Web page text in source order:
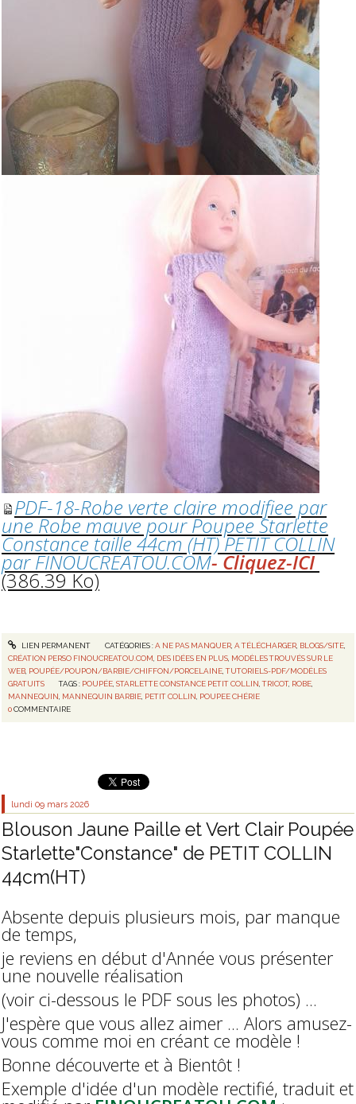
PDF-18-Robe verte claire modifiee par
une Robe mauve pour Poupee Starlette
Constance taille 44cm (HT) PETIT COLLIN
par FINOUCREATOU.COM- Cliquez-ICI
(386.39 Ko)
LIEN PERMANENT CATÉGORIES :A NE PAS MANQUER, A TÉLÉCHARGER, BLOGS/SITE,
CRÉATION PERSO FINOUCREATOU.COM, DES IDÉES EN PLUS, MODÈLES TROUVÉS SUR LE
WEB, POUPÉE/POUPON/BARBIE/CHIFFON/PORCELAINE,TUTORIELS-PDF/MODÈLES
GRATUITS
TAGS : POUPÉE,STARLETTE CONSTANCE PETIT COLLIN,TRICOT, ROBE,
MANNEQUIN, MANNEQUIN BARBIE, PETIT COLLIN, POUPEE CHÉRIE
0COMMENTAIRE
lundi 09 mars 2026
Blouson Jaune Paille et Vert Clair Poupée
Starlette"Constance" de PETIT COLLIN
44cm(HT)
Absente depuis plusieurs mois, par manque
de temps,
je reviens en début d'Année vous présenter
une nouvelle réalisation
(voir ci-dessous le PDF sous les photos) ...
J'espère que vous allez aimer ... Alors amusez-
vous comme moi en créant ce modèle !
Bonne découverte et à Bientôt !
Exemple d'idée d'un modèle rectifié, traduit et